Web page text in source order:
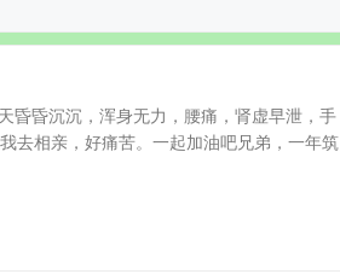
昏昏沉沉，浑身无力，腰痛，肾虚早泄，手
去相亲，好痛苦。一起加油吧兄弟，一年筑